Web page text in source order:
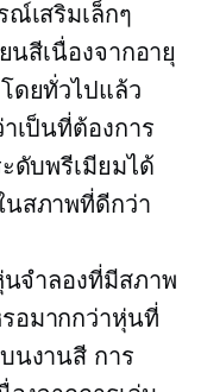
เสริมเล็กๆ
นสีเนื่องจากอายุ
ดยทั่วไปแล้ว
เป็นที่ต้องการ
ดับพรีเมียมได้
สภาพที่ดีกว่า
จำลองที่มีสภาพ
อมากกว่าหุ่นที่
นงานสี การ